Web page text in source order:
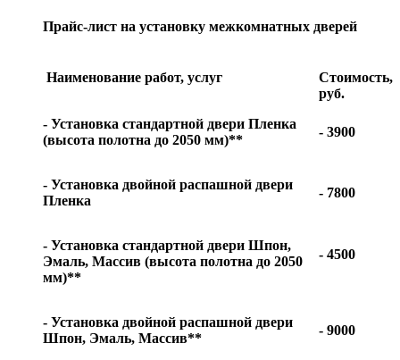
Прайс-лист на установку межкомнатных дверей
Наименование работ, услуг
Стоимость,
руб.
- Установка стандартной двери Пленка
(высота полотна до 2050 мм)**
- 3900
- Установка двойной распашной двери
Пленка
- 7800
- Установка стандартной двери Шпон,
Эмаль, Массив (высота полотна до 2050
мм)**
- 4500
- Установка двойной распашной двери
Шпон, Эмаль, Массив**
- 9000